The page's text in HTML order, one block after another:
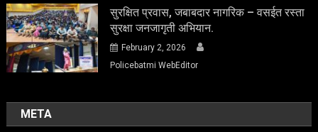
सुरक्षित प्रवास, जबाबदार नागरिक – वसईत रस्ता
सुरक्षा जनजागृती अभियान.
February 2, 2026
Policebatmi WebEditor
META